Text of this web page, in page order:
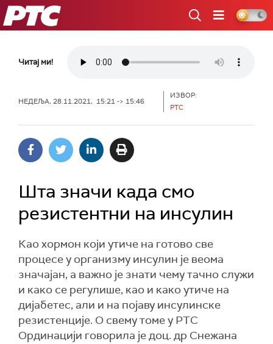
РТС
Читај ми!
НЕДЕЉА, 28.11.2021, 15:21 -> 15:46
ИЗВОР:
РТС
Шта значи када смо
резистентни на инсулин
Као хормон који утиче на готово све
процесе у организму инсулин је веома
значајан, а важно је знати чему тачно служи
и како се регулише, као и како утиче на
дијабетес, али и на појаву инсулинске
резистенције. О свему томе у РТС
Ординацији говорила је доц. др Снежана